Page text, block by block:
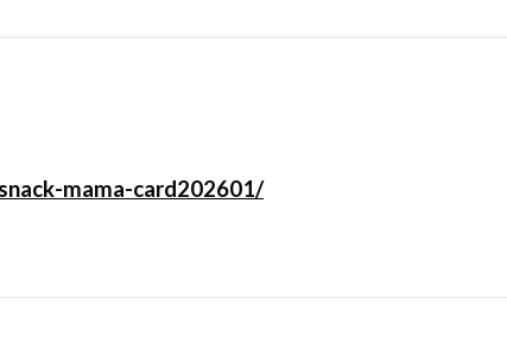
mama-card202601/